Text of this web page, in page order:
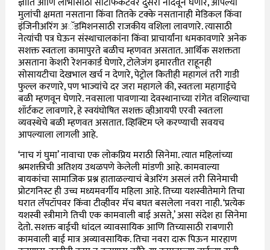
मुलांची क्षमता नसताना किंवा तितके टक्के नसतानाही मेडिकल किंवा
इंजिनीअरिंग अॅडमिशनसाठी राजकीय वशिला लावणारे. त्यासाठी
नेत्यांची पत्र घेऊन संस्थाचालकांना किंवा प्राचार्यांना धमकावणारे अनेक
सशक्त स्वतःला कामापुरते बळीच म्हणवत असतात. आर्थिक सशक्तता
असताना केशरी रेशनकार्ड घेणारे, टोलेजंग इमारतीत राहूनही
सोसायटीचा देखभाल खर्च न देणारे, पेट्रोल कितीही महागलं तरी गाडी
फुल्ल करणारे, पण भाज्यांचे दर जरा महागले की, स्वतःला महागाईचे
बळी म्हणवून घेणारे. नवसाला पावणाऱ्या देवस्थानाच्या रांगेत वशिल्याचा
शॉर्टकट लावणारे, हे स्वयंघोषित सशक्त व्हीआयपी एरवी स्वतःला
व्यवस्थेचे बळी म्हणवत असतात. व्हिक्टिम प्ले करण्याची सवयच
आपल्याला लागली आहे.
‘नाच गं घुमा’ नावाचा एक लोकप्रिय मराठी सिनेमा. त्यात महिलांच्या
श्रमशक्तीची अतिशय उथळपणे केलेली मांडणी आहे. कामवाल्या
बायकांचा सामाजिक प्रश्न हाताळल्याचं बेअरिंग असलं तरी सिनेमाची
प्रोटगनिस्ट ही उच्च मध्यमवर्गीय महिला आहे. तिच्या यशस्वीतेमागे तिचा
घरात लॅपटॉपवर किंवा टीव्हीवर मॅच बघत बसलेला नवरा नाही. ‘प्रत्येक
यशस्वी स्त्रीमागे तिची एक कामवाली बाई असते,’ असा संदेश हा सिनेमा
देतो. सशक्त बाईची धांदल व्यावसायिक आणि तिच्यासाठी राबणारी
कामवाली बाई मात्र अव्यावसायिक. तिचा नवरा दारू पिऊन मारहाण